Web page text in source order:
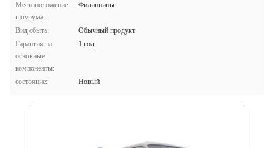
Местоположение
шоурума:
Филиппины
Вид сбыта:
Обычный продукт
Гарантия на
основные
компоненты:
1 год
состояние: Новый